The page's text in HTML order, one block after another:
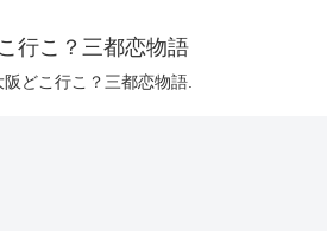
行こ？三都恋物語
どこ行こ？三都恋物語.